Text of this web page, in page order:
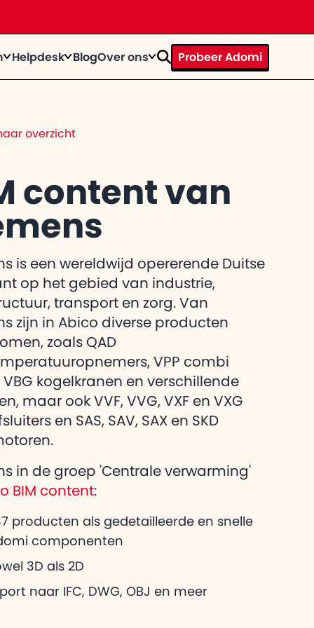
Helpdesk
de
gebruiker
over Adomi
voor
BlogOver ons
bij
knallen?
Probeer Adomi
overzicht
content van
is een wereldwijd opererende Duitse
op het gebied van industrie,
transport en zorg. Van
zijn in Abico diverse producten
zoals QAD
VPP combi
VBG kogelkranen en verschillende
maar ook VVF, VVG, VXF en VXG
en SAS, SAV, SAX en SKD
in de groep 'Centrale verwarming'
BIM content:
producten als gedetailleerde en snelle
componenten
3D als 2D
naar IFC, DWG, OBJ en meer